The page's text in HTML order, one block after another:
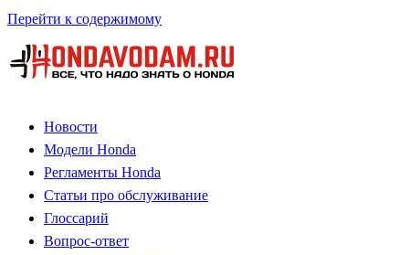
Перейти к содержимому
Новости
Модели Honda
Регламенты Honda
Статьи про обслуживание
Глоссарий
Вопрос-ответ